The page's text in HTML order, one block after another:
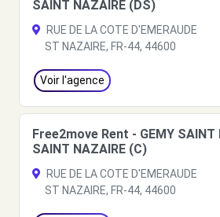
SAINT NAZAIRE (DS)
RUE DE LA COTE D'EMERAUDE
ST NAZAIRE, FR-44, 44600
Voir l'agence
Free2move Rent - GEMY SAINT
SAINT NAZAIRE (C)
RUE DE LA COTE D'EMERAUDE
ST NAZAIRE, FR-44, 44600